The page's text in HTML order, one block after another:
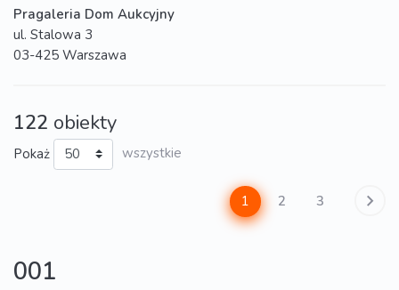
Pragaleria Dom Aukcyjny
ul. Stalowa 3
03-425 Warszawa
122 obiekty
Pokaż wszystkie
1 2 3
001